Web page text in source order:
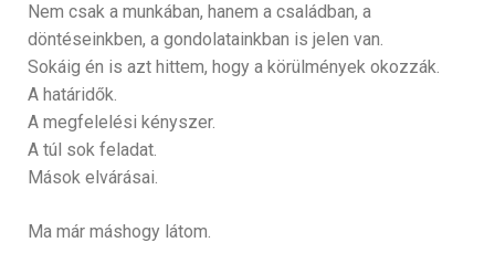
Nem csak a munkában, hanem a családban, a
döntéseinkben, a gondolatainkban is jelen van.
Sokáig én is azt hittem, hogy a körülmények okozzák.
A határidők.
A megfelelési kényszer.
A túl sok feladat.
Mások elvárásai.
Ma már máshogy látom.